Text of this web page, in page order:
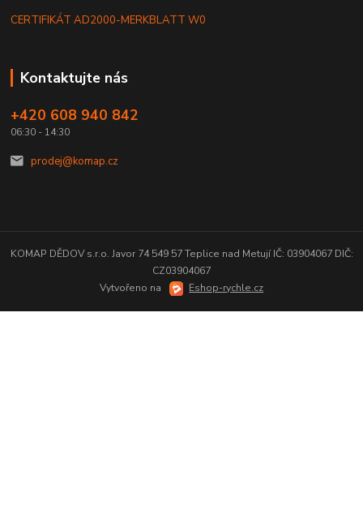
CERTIFIKÁT AD2000-MERKBLATT W0
Kontaktujte nás
+420 608 940 842
06:30 - 14:30
prodej@komap.cz
KOMAP DĚDOV s.r.o. Javor 74 549 57 Teplice nad Metují IČ: 03904067 DIČ:
CZ03904067
Vytvořeno na
Eshop-rychle.cz